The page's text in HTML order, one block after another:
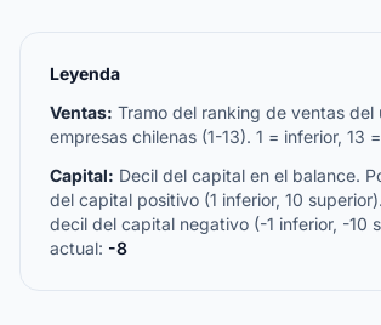
Leyenda
Ventas: Tramo del ranking de ventas del
empresas chilenas (1-13). 1 = inferior, 13
Capital: Decil del capital en el balance.
del capital positivo (1 inferior, 10
decil del capital negativo (-1 inferior, -10
actual: -8